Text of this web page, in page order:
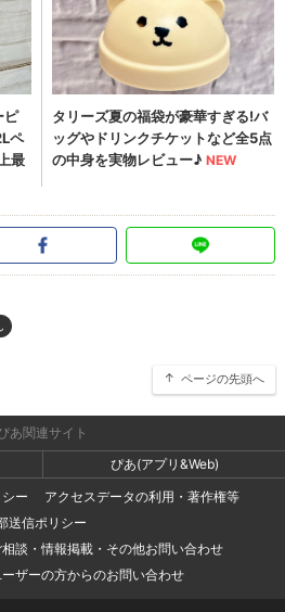
ページの先頭へ
あ関連サイト
ぴあ(アプリ&Web)
ー
アクセスデータの利用・著作権等
送信ポリシー
談・情報掲載・その他お問い合わせ
ザーの方からのお問い合わせ